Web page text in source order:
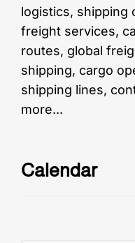
logistics, shipping
freight services,
routes, global
shipping, cargo
shipping lines,
more...
Calendar